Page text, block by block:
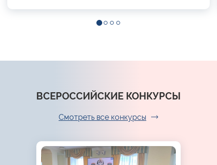
ВСЕРОССИЙСКИЕ КОНКУРСЫ
Смотреть все конкурсы